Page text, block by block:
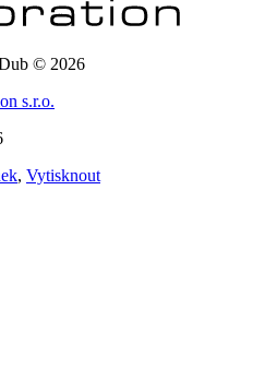
© 2026
s.r.o.
, Vytisknout